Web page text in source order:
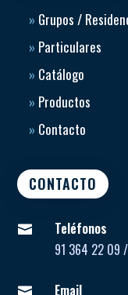
» Grupos /
» Particulares
» Catálogo
» Productos
» Contacto
CONTACTO

Teléfonos
91 364 22 09

Email